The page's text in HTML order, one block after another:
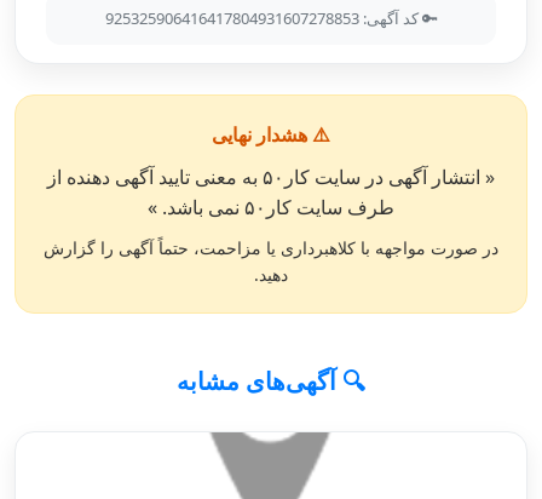
🔑 کد آگهی: 925325906416417804931607278853
⚠️ هشدار نهایی
« انتشار آگهی در سایت کار۵۰ به معنی تایید آگهی دهنده از
طرف سایت کار۵۰ نمی باشد. »
در صورت مواجهه با کلاهبرداری یا مزاحمت، حتماً آگهی را گزارش
دهید.
🔍 آگهی‌های مشابه